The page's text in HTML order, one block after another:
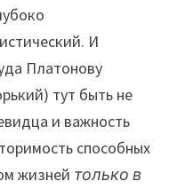
И
Платонову
тут быть не
и важность
способных
жизней только в